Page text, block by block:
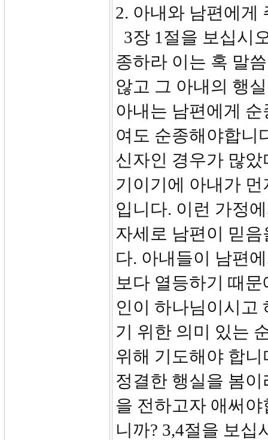
2. 아내와 남편에게
3장 1절을 보십시
종하라 이는 혹 말
않고 그 아내의 행
아내는 남편에게
여도 순종해야합니
신자인 경우가 많
기이기에 아내가
입니다. 이런 가정
자세로 남편이 믿
다. 아내들이 남편
보다 열등하기 때
인이 하나님이시고
기 위한 의미 있는
위해 기도해야 합
정결한 행실을 봄
을 전하고자 애써
니까? 3,4절을 보십